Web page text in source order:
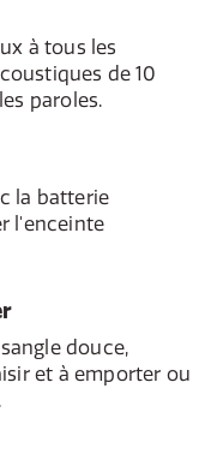
à tous les
de 10
paroles.
la batterie
l'enceinte
douce,
et à emporter ou